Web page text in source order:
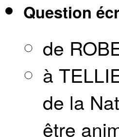
Question
de
à
de la
être